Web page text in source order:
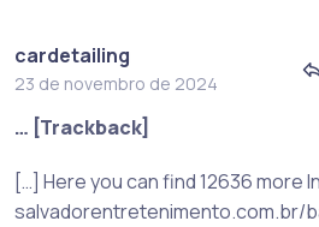
cardetailing
23 de novembro de 2024
… [Trackback]
[…] Here you can find 12636 more
salvadorentretenimento.com.br/